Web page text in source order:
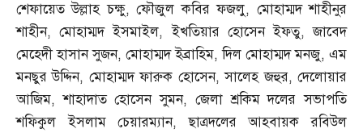
শেফায়েত উল্লাহ চক্ষু,ফৌজুল কবির ফজলু, মোহাম্মদ শাহীনুর
শাহীন,মোহাম্মদ ইসমাইল,ইখতিয়ার হোসেন ইফতু,জাবেদ
মেহেদী হাসান সুজন, মোহাম্মদ ইব্রাহিম,দিল মোহাম্মদ মনজু, এম
মনছুর উদ্দিন, মোহাম্মদ ফারুক হোসেন,সালেহ জহুর,দেলোয়ার
আজিম,শাহাদাত হোসেন সুমন, জেলা শ্রকিম দলের সভাপতি
শফিকুল ইসলাম চেয়ারম্যান,ছাত্রদলের আহবায়ক রবিউল